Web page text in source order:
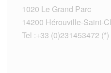
1020 Le Grand Parc
14200 Hérouville-Saint-
Tel :+33 (0)231453472 (*)